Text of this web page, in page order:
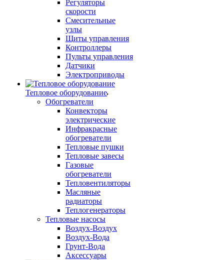
Регуляторы
скорости
Смесительные
узлы
Щиты управления
Контроллеры
Пульты управления
Датчики
Электроприводы
Тепловое оборудование
Обогреватели
Конвекторы
электрические
Инфракрасные
обогреватели
Тепловые пушки
Тепловые завесы
Газовые
обогреватели
Тепловентиляторы
Масляные
радиаторы
Теплогенераторы
Тепловые насосы
Воздух-Воздух
Воздух-Вода
Грунт-Вода
Аксессуары